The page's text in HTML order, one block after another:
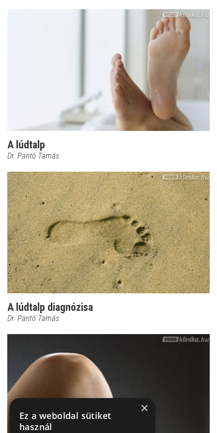
A lúdtalp
Dr. Pantó Tamás
A lúdtalp diagnózisa
Dr. Pantó Tamás
×
Ez a weboldal sütiket
használ